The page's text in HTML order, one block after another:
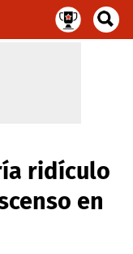
ridículo
en